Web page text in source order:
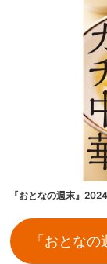
『おとなの週末』
「おとな